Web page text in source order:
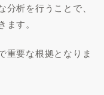
析を行うことで、
す。
重要な根拠となりま